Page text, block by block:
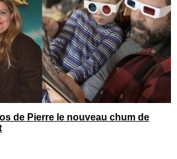
de Pierre le nouveau chum de